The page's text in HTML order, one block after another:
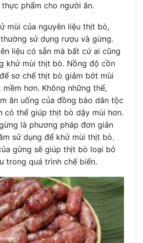
phẩm cho người ăn.
mùi của nguyên liệu thịt bò,
sử dụng rượu và gừng.
liệu có sẵn mà bất cứ ai cũng
khử mùi thịt bò. Nồng độ cồn
sơ chế thịt bò giảm bớt mùi
hơn. Không những thế,
ăn uống của đồng bào dân tộc
có thể giúp thịt bò dậy mùi hơn.
là phương pháp đơn giản
sử dụng để khử mùi thịt bò.
gừng sẽ giúp thịt bò loại bỏ
trong quá trình chế biến.